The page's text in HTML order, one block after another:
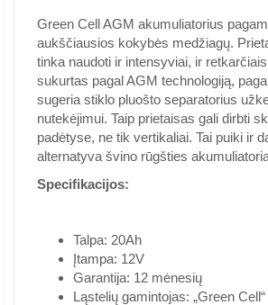
Green Cell AGM akumuliatorius
aukščiausios kokybės medžiagų.
tinka naudoti ir intensyviai, ir
sukurtas pagal AGM technologiją,
sugeria stiklo pluošto separatorius
nutekėjimui. Taip prietaisas gali dirbti
padėtyse, ne tik vertikaliai. Tai puiki ir
alternatyva švino rūgšties
Specifikacijos:
Talpa: 20Ah
Įtampa: 12V
Garantija: 12 mėnesių
Ląstelių gamintojas: „Green Cell“